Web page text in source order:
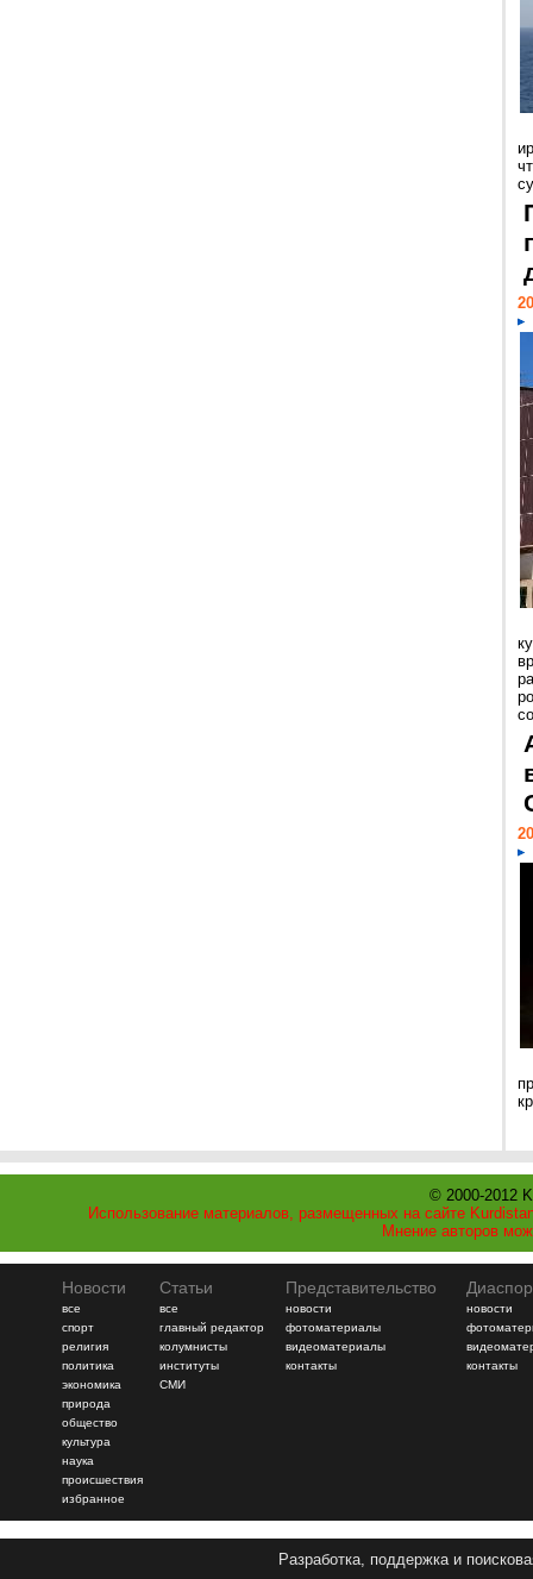
© 2000-2012
Использование материалов, размещенных на сайте
Мнение авторов
Новости
все
спорт
религия
политика
экономика
природа
общество
культура
наука
происшествия
избранное
Статьи
все
главный редактор
колумнисты
институты
СМИ
Представительство
новости
фотоматериалы
видеоматериалы
контакты
новости
контакты
Разработка, поддержка и